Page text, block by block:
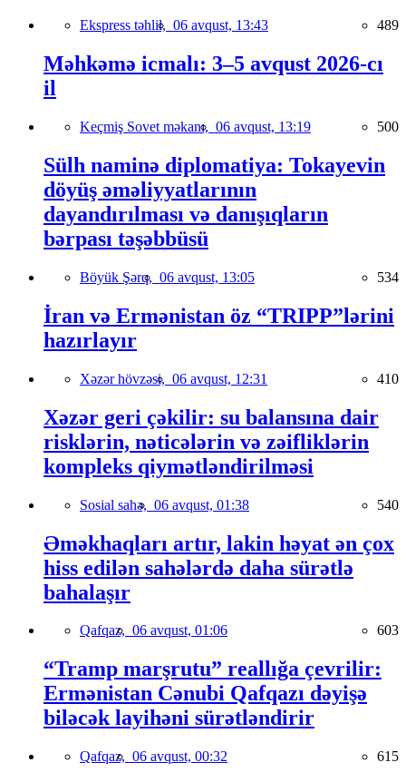
Ekspress təhlil, 06 avqust, 13:43 489
Məhkəmə icmalı: 3–5 avqust 2026-cı
il
Keçmiş Sovet məkanı, 06 avqust, 13:19 500
Sülh naminə diplomatiya: Tokayevin
döyüş əməliyyatlarının
dayandırılması və danışıqların
bərpası təşəbbüsü
Böyük Şərq, 06 avqust, 13:05 534
İran və Ermənistan öz “TRIPP”lərini
hazırlayır
Xəzər hövzəsi, 06 avqust, 12:31 410
Xəzər geri çəkilir: su balansına dair
risklərin, nəticələrin və zəifliklərin
kompleks qiymətləndirilməsi
Sosial sahə, 06 avqust, 01:38 540
Əməkhaqları artır, lakin həyat ən çox
hiss edilən sahələrdə daha sürətlə
bahalaşır
Qafqaz, 06 avqust, 01:06 603
“Tramp marşrutu” reallığa çevrilir:
Ermənistan Cənubi Qafqazı dəyişə
biləcək layihəni sürətləndirir
Qafqaz, 06 avqust, 00:32 615